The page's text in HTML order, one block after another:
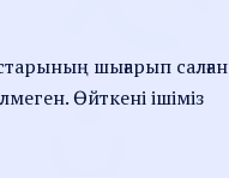
шығарып салған
Өйткені ішіміз